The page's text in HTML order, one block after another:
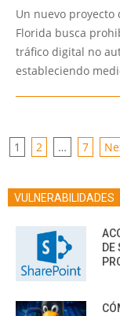
01-
28
Un nuevo proyecto
Florida busca
tráfico digital no
estableciendo
POSTS
1 2 … 7
VULNERABILIDADES
DE